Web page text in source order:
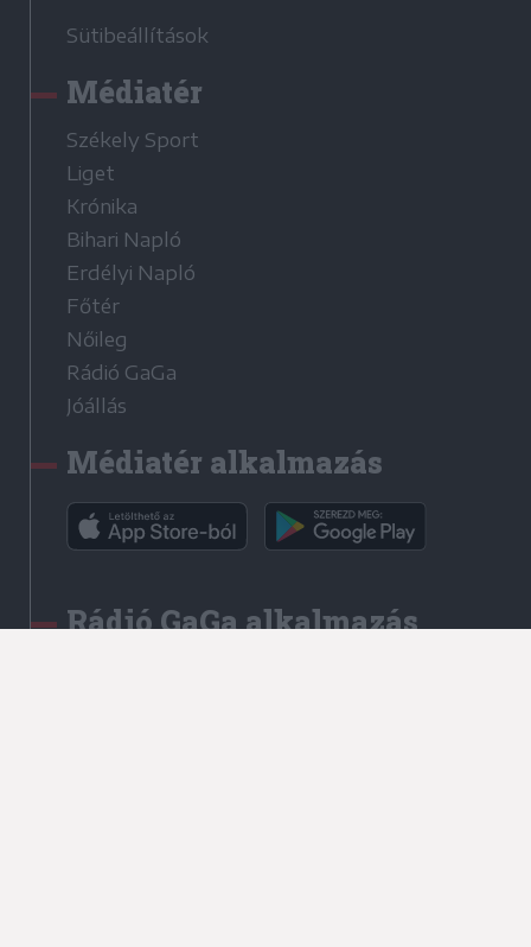
Sütibeállítások
Médiatér
Székely Sport
Liget
Krónika
Bihari Napló
Erdélyi Napló
Főtér
Nőileg
Rádió GaGa
Jóállás
Médiatér alkalmazás
Rádió GaGa alkalmazás